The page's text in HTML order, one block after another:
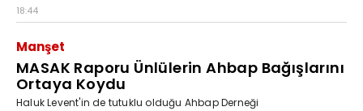
18:44
Manşet
MASAK Raporu Ünlülerin Ahbap Bağışlarını
Ortaya Koydu
Haluk Levent'in de tutuklu olduğu Ahbap Derneği